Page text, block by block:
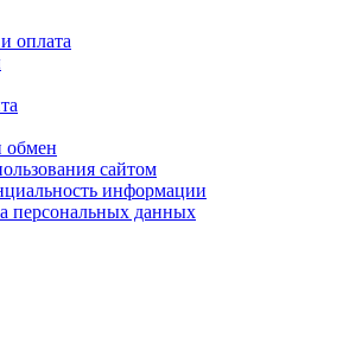
оплата
обмен
сайтом
информации
персональных данных